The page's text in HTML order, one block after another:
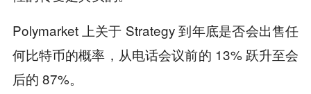
Polymarket 上关于 Strategy 到年底是否会出售任
何比特币的概率，从电话会议前的 13% 跃升至会
后的 87%。